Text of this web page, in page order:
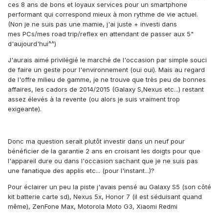
ces 8 ans de bons et loyaux services pour un smartphone
performant qui correspond mieux à mon rythme de vie actuel.
(Non je ne suis pas une mamie, j'ai juste + investi dans
mes PCs/mes road trip/reflex en attendant de passer aux 5"
d'aujourd'hui^^)
J'aurais aimé privilégié le marché de l'occasion par simple souci
de faire un geste pour l'environnement (oui oui). Mais au regard
de l'offre milieu de gamme, je ne trouve que très peu de bonnes
affaires, les cadors de 2014/2015 (Galaxy S,Nexus etc...) restant
assez élevés à la revente (ou alors je suis vraiment trop
exigeante).
Donc ma question serait plutôt investir dans un neuf pour
bénéficier de la garantie 2 ans en croisant les doigts pour que
l'appareil dure ou dans l'occasion sachant que je ne suis pas
une fanatique des applis etc... (pour l'instant...)?
Pour éclairer un peu la piste j'avais pensé au Galaxy S5 (son côté
kit batterie carte sd), Nexus 5x, Honor 7 (il est séduisant quand
même), ZenFone Max, Motorola Moto G3, Xiaomi Redmi